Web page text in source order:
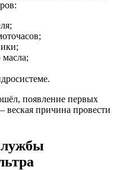
масла;
появление первых
веская причина провести